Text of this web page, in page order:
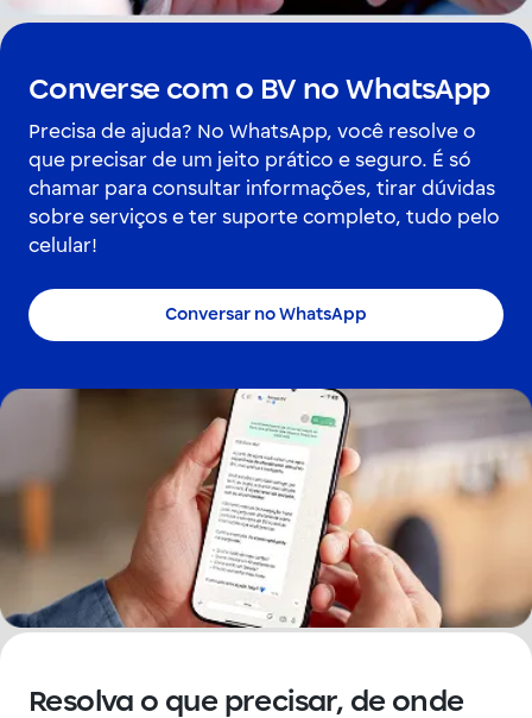
Converse com o BV no WhatsApp
Precisa de ajuda? No WhatsApp, você resolve o
que precisar de um jeito prático e seguro. É só
chamar para consultar informações, tirar dúvidas
sobre serviços e ter suporte completo, tudo pelo
celular!
Conversar no WhatsApp
Resolva o que precisar, de onde